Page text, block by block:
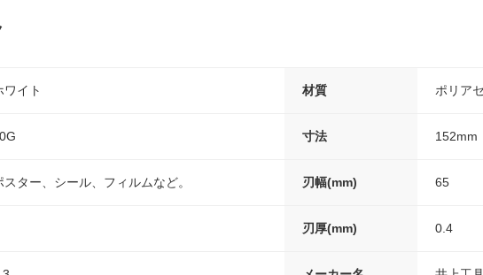
ワイト 材質 ポリア
寸法 152mm
スター、シール、フィルムなど。 刃幅(mm) 65
刃厚(mm) 0.4